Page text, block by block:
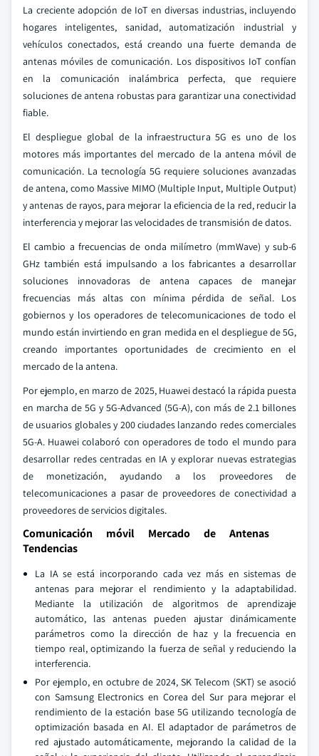
La creciente adopción de IoT en diversas industrias, incluyendo
hogares inteligentes, sanidad, automatización industrial y
vehículos conectados, está creando una fuerte demanda de
antenas móviles de comunicación. Los dispositivos IoT confían
en la comunicación inalámbrica perfecta, que requiere
soluciones de antena robustas para garantizar una conectividad
fiable.
El despliegue global de la infraestructura 5G es uno de los
motores más importantes del mercado de la antena móvil de
comunicación. La tecnología 5G requiere soluciones avanzadas
de antena, como Massive MIMO (Multiple Input, Multiple Output)
y antenas de rayos, para mejorar la eficiencia de la red, reducir la
interferencia y mejorar las velocidades de transmisión de datos.
El cambio a frecuencias de onda milímetro (mmWave) y sub-6
GHz también está impulsando a los fabricantes a desarrollar
soluciones innovadoras de antena capaces de manejar
frecuencias más altas con mínima pérdida de señal. Los
gobiernos y los operadores de telecomunicaciones de todo el
mundo están invirtiendo en gran medida en el despliegue de 5G,
creando importantes oportunidades de crecimiento en el
mercado de la antena.
Por ejemplo, en marzo de 2025, Huawei destacó la rápida puesta
en marcha de 5G y 5G-Advanced (5G-A), con más de 2.1 billones
de usuarios globales y 200 ciudades lanzando redes comerciales
5G-A. Huawei colaboró con operadores de todo el mundo para
desarrollar redes centradas en IA y explorar nuevas estrategias
de monetización, ayudando a los proveedores de
telecomunicaciones a pasar de proveedores de conectividad a
proveedores de servicios digitales.
Comunicación móvil Mercado de Antenas
Tendencias
La IA se está incorporando cada vez más en sistemas de
antenas para mejorar el rendimiento y la adaptabilidad.
Mediante la utilización de algoritmos de aprendizaje
automático, las antenas pueden ajustar dinámicamente
parámetros como la dirección de haz y la frecuencia en
tiempo real, optimizando la fuerza de señal y reduciendo la
interferencia.
Por ejemplo, en octubre de 2024, SK Telecom (SKT) se asoció
con Samsung Electronics en Corea del Sur para mejorar el
rendimiento de la estación base 5G utilizando tecnología de
optimización basada en AI. El adaptador de parámetros de
red ajustado automáticamente, mejorando la calidad de la